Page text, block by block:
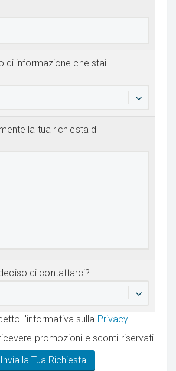
di informazione che stai
la tua richiesta di
di contattarci?
l'informativa sulla Privacy
promozioni e sconti riservati